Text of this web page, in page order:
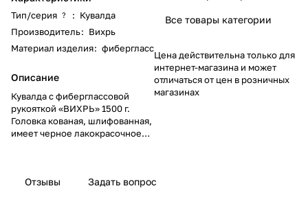
Тип/серия ? : Кувалда
Производитель: Вихрь
Материал изделия: фибергласс
Описание
Кувалда с фиберглассовой
рукояткой «ВИХРЬ» 1500 г.
Головка кованая, шлифованная,
имеет черное лакокрасочное
твердость и прочность.
Все товары категории
Цена действительна только для
интернет-магазина и может
отличаться от цен в розничных
магазинах
Отзывы Задать вопрос